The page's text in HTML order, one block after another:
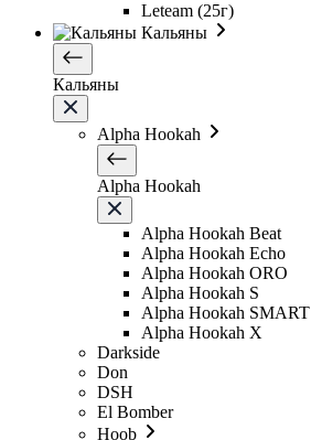
Leteam (25г)
Кальяны
Кальяны
Alpha Hookah
Alpha Hookah
Alpha Hookah Beat
Alpha Hookah Echo
Alpha Hookah ORO
Alpha Hookah S
Alpha Hookah SMART
Alpha Hookah X
Darkside
Don
DSH
El Bomber
Hoob